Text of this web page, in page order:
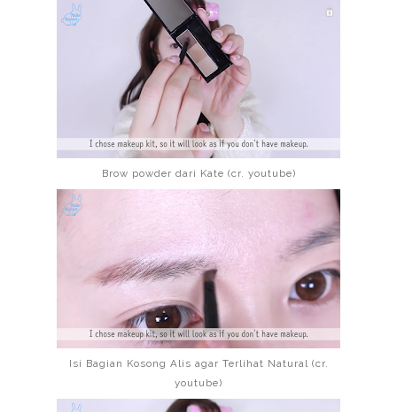
Brow powder dari Kate (cr. youtube)
Isi Bagian Kosong Alis agar Terlihat Natural (cr.
youtube)